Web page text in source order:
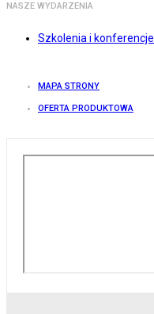
NASZE WYDARZENIA
Szkolenia i konferencje
MAPA STRONY
OFERTA PRODUKTOWA